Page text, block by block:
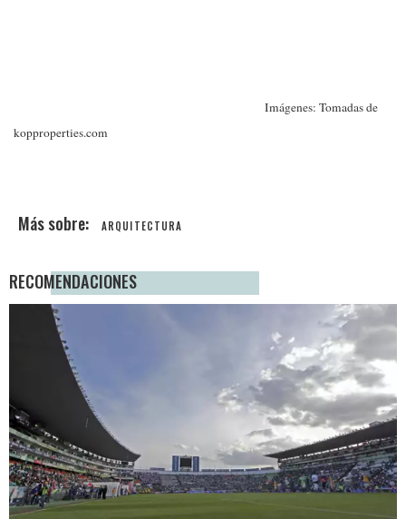
Imágenes: Tomadas de
kopproperties.com
ARQUITECTURA
RECOMENDACIONES